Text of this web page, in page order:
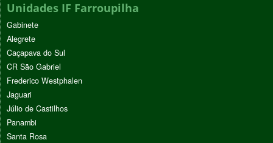
Unidades IF Farroupilha
Gabinete
Alegrete
Caçapava do Sul
CR São Gabriel
Frederico Westphalen
Jaguari
Júlio de Castilhos
Panambi
Santa Rosa